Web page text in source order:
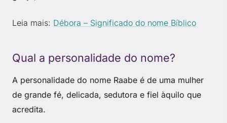
Leia mais: Débora – Significado do nome Bíblico
Qual a personalidade do nome?
A personalidade do nome Raabe é de uma mulher
de grande fé, delicada, sedutora e fiel àquilo que
acredita.